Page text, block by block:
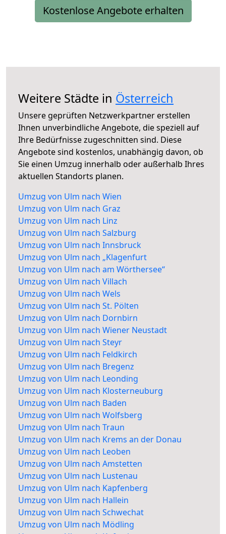
Kostenlose Angebote erhalten
Weitere Städte in Österreich
Unsere geprüften Netzwerkpartner erstellen
Ihnen unverbindliche Angebote, die speziell auf
Ihre Bedürfnisse zugeschnitten sind. Diese
Angebote sind kostenlos, unabhängig davon, ob
Sie einen Umzug innerhalb oder außerhalb Ihres
aktuellen Standorts planen.
Umzug von Ulm nach Wien
Umzug von Ulm nach Graz
Umzug von Ulm nach Linz
Umzug von Ulm nach Salzburg
Umzug von Ulm nach Innsbruck
Umzug von Ulm nach „Klagenfurt
Umzug von Ulm nach am Wörthersee“
Umzug von Ulm nach Villach
Umzug von Ulm nach Wels
Umzug von Ulm nach St. Pölten
Umzug von Ulm nach Dornbirn
Umzug von Ulm nach Wiener Neustadt
Umzug von Ulm nach Steyr
Umzug von Ulm nach Feldkirch
Umzug von Ulm nach Bregenz
Umzug von Ulm nach Leonding
Umzug von Ulm nach Klosterneuburg
Umzug von Ulm nach Baden
Umzug von Ulm nach Wolfsberg
Umzug von Ulm nach Traun
Umzug von Ulm nach Krems an der Donau
Umzug von Ulm nach Leoben
Umzug von Ulm nach Amstetten
Umzug von Ulm nach Lustenau
Umzug von Ulm nach Kapfenberg
Umzug von Ulm nach Hallein
Umzug von Ulm nach Schwechat
Umzug von Ulm nach Mödling